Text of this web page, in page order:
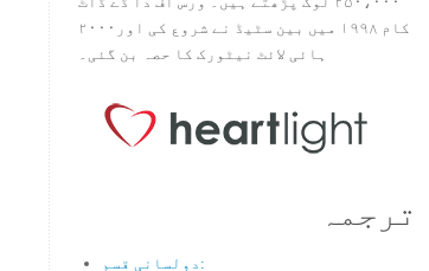
کام ۱۹۹۸ میں بین سٹیڈ نے شروع کی اور۲۰۰۰
ہائی لائٹ نیٹورک کا حصہ بن گئی۔
ترجمہ
دولسانی قسم: